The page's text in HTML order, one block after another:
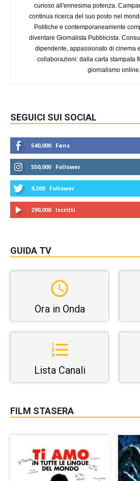
curioso all'ennesima potenza.
continua ricerca del suo posto nel
Politiche e contemporaneamente
diventare Giornalista Pubblicista.
dipendente, appassionato di cinema
collaborazioni: dalla carta stampata
giornalismo online.
SEGUICI SUI SOCIAL
540,000 Fans
550,000 Follower
9,300 Follower
290,000 Iscritti
GUIDA TV
Ora in Onda
Lista Canali
FILM STASERA